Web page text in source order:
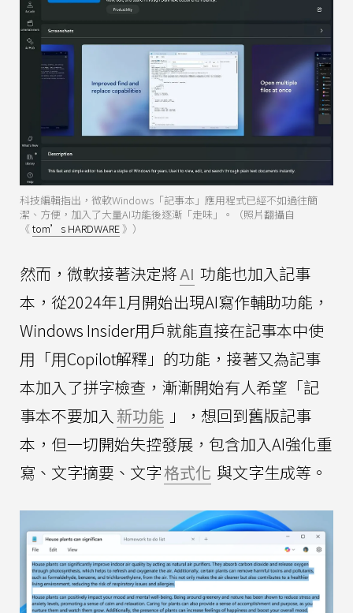
科技編輯指出，微軟Windows「記事本」應用程式已經不如過往簡
潔、方便，加入了大量AI功能後逐漸「走味」。（照片翻攝自
《tom’s HARDWARE》）
然而，微軟接著決定將AI 功能也加入記事
本，從2024年1月開始出現AI寫作輔助功能，
Windows Insider用戶就能直接在記事本中使
用「用Copilot解釋」的功能，接著又為記事
本加入了拼字檢查，漸漸開始有人希望「記
事本不要加入 新功能 」，想回到舊版記事
本，但一切開始失控發展，包含加入AI強化重
寫、文字摘要、文字格式化 與文字生成等。